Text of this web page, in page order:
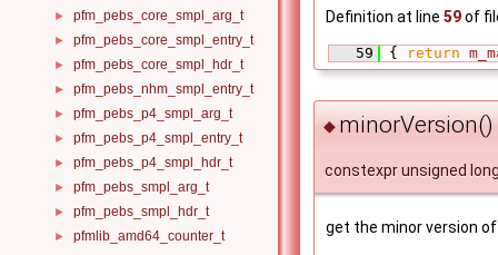
► pfm_pebs_core_smpl_arg_t
► pfm_pebs_core_smpl_entry_t
► pfm_pebs_core_smpl_hdr_t
► pfm_pebs_nhm_smpl_entry_t
► pfm_pebs_p4_smpl_arg_t
► pfm_pebs_p4_smpl_entry_t
► pfm_pebs_p4_smpl_hdr_t
► pfm_pebs_smpl_arg_t
► pfm_pebs_smpl_hdr_t
► pfmlib_amd64_counter_t
Definition at line 59of
   59
{ return
◆ minorVersion()
constexpr unsigned
get the minor version